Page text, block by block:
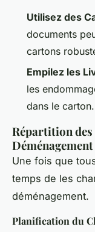
Utilisez des
documents
cartons
Empilez les
les
dans le carton.
Répartition des
Déménagement
Une fois que
temps de les
déménagement.
Planification du